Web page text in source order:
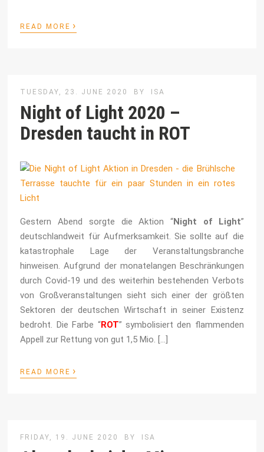
READ MORE ›
TUESDAY, 23. JUNE 2020 BY ISA
Night of Light 2020 –
Dresden taucht in ROT
Gestern Abend sorgte die Aktion “Night of Light”
deutschlandweit für Aufmerksamkeit. Sie sollte auf die
katastrophale Lage der Veranstaltungsbranche
hinweisen. Aufgrund der monatelangen Beschränkungen
durch Covid-19 und des weiterhin bestehenden Verbots
von Großveranstaltungen sieht sich einer der größten
Sektoren der deutschen Wirtschaft in seiner Existenz
bedroht. Die Farbe “ROT” symbolisiert den flammenden
Appell zur Rettung von gut 1,5 Mio. […]
READ MORE ›
FRIDAY, 19. JUNE 2020 BY ISA